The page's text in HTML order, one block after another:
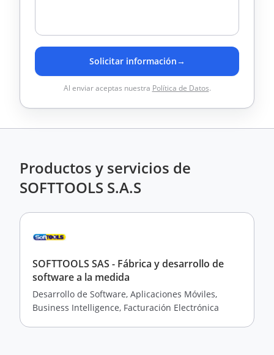
Solicitar información→
Al enviar aceptas nuestra Política de Datos.
Productos y servicios de
SOFTTOOLS S.A.S
SOFTTOOLS SAS - Fábrica y desarrollo de
software a la medida
Desarrollo de Software, Aplicaciones Móviles,
Business Intelligence, Facturación Electrónica